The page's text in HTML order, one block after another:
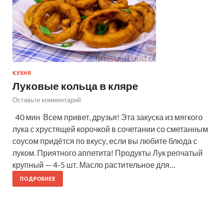
КУХНЯ
Луковые кольца в кляре
Оставьте комментарий
40 мин Всем привет, друзья! Эта закуска из мягкого
лука с хрустящей корочкой в сочетании со сметанным
соусом придётся по вкусу, если вы любите блюда с
луком. Приятного аппетита! Продукты Лук репчатый
крупный — 4-5 шт. Масло растительное для…
ПОДРОБНЕЕ